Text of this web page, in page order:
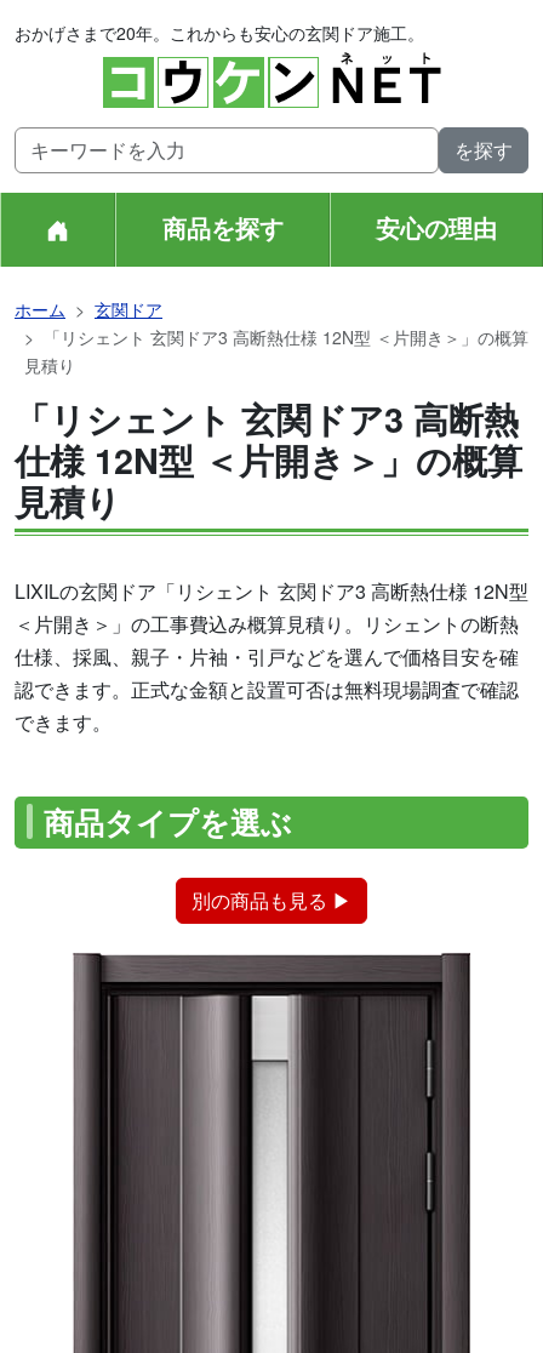
おかげさまで20年。これからも安心の玄関ドア施工。
商品を探す 安心の理由
ホーム
玄関ドア
「リシェント 玄関ドア3 高断熱仕様 12N型 ＜片開き＞」の概算
見積り
「リシェント 玄関ドア3 高断熱
仕様 12N型 ＜片開き＞」の概算
見積り
LIXILの玄関ドア「リシェント 玄関ドア3 高断熱仕様 12N型
＜片開き＞」の工事費込み概算見積り。リシェントの断熱
仕様、採風、親子・片袖・引戸などを選んで価格目安を確
認できます。正式な金額と設置可否は無料現場調査で確認
できます。
商品タイプを選ぶ
別の商品も見る ▶